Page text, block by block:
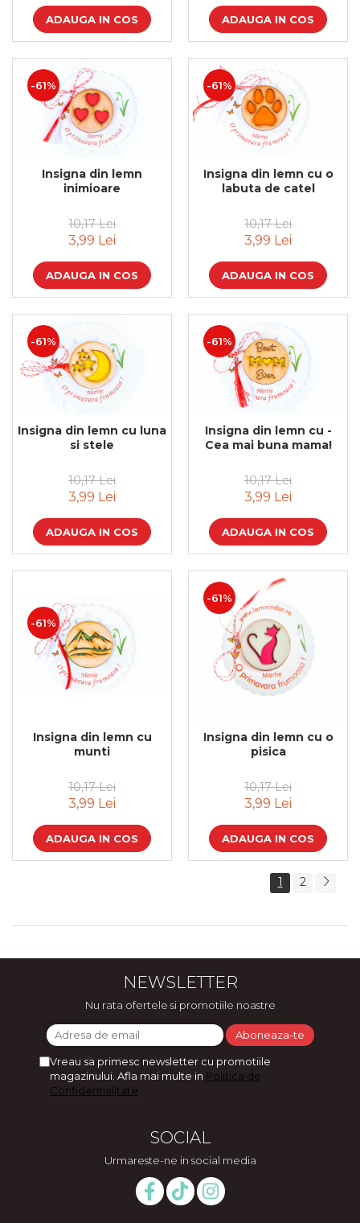
ADAUGA IN COS ADAUGA IN COS
-61%
Insigna din lemn
inimioare
10,17 Lei
3,99 Lei
ADAUGA IN COS
-61%
Insigna din lemn cu o
labuta de catel
10,17 Lei
3,99 Lei
ADAUGA IN COS
-61%
Insigna din lemn cu luna
si stele
10,17 Lei
3,99 Lei
ADAUGA IN COS
-61%
Insigna din lemn cu -
Cea mai buna mama!
10,17 Lei
3,99 Lei
ADAUGA IN COS
-61%
Insigna din lemn cu
munti
10,17 Lei
3,99 Lei
ADAUGA IN COS
-61%
Insigna din lemn cu o
pisica
10,17 Lei
3,99 Lei
ADAUGA IN COS
1 2
NEWSLETTER
Nu rata ofertele si promotiile noastre
Vreau sa primesc newsletter cu promotiile
magazinului. Afla mai multe in Politica de
Confidentialitate
SOCIAL
Urmareste-ne in social media